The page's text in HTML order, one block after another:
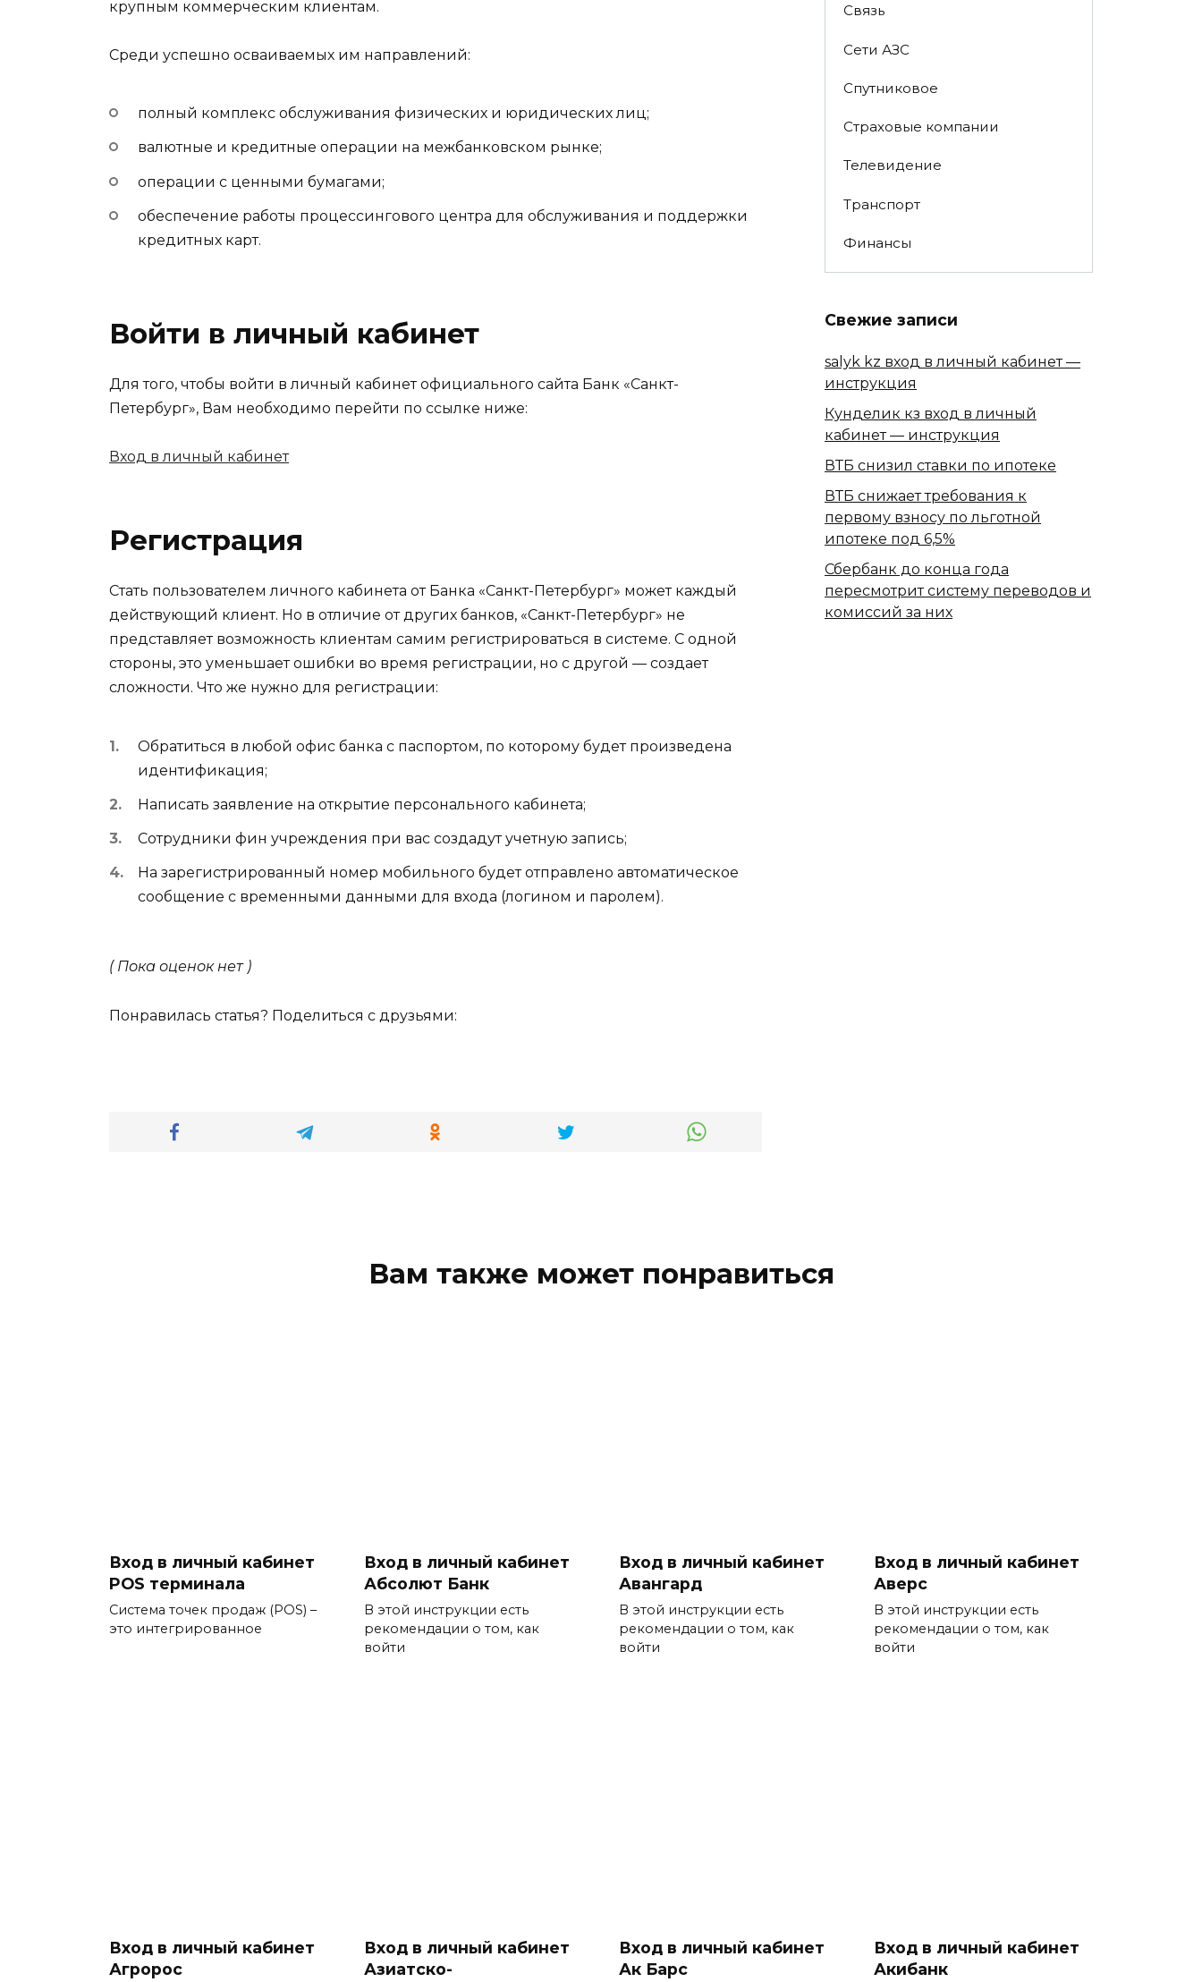
крупным коммерческим клиентам.
Среди успешно осваиваемых им направлений:
полный комплекс обслуживания физических и юридических лиц;
валютные и кредитные операции на межбанковском рынке;
операции с ценными бумагами;
обеспечение работы процессингового центра для обслуживания и поддержки
кредитных карт.
Войти в личный кабинет
Для того, чтобы войти в личный кабинет официального сайта Банк «Санкт-
Петербург», Вам необходимо перейти по ссылке ниже:
Вход в личный кабинет
Регистрация
Стать пользователем личного кабинета от Банка «Санкт-Петербург» может каждый
действующий клиент. Но в отличие от других банков, «Санкт-Петербург» не
представляет возможность клиентам самим регистрироваться в системе. С одной
стороны, это уменьшает ошибки во время регистрации, но с другой — создает
сложности. Что же нужно для регистрации:
Обратиться в любой офис банка с паспортом, по которому будет произведена
идентификация;
Написать заявление на открытие персонального кабинета;
Сотрудники фин учреждения при вас создадут учетную запись;
На зарегистрированный номер мобильного будет отправлено автоматическое
сообщение с временными данными для входа (логином и паролем).
( Пока оценок нет )
Понравилась статья? Поделиться с друзьями:
Связь
Сети АЗС
Спутниковое
Страховые компании
Телевидение
Транспорт
Финансы
Свежие записи
salyk kz вход в личный кабинет —
инструкция
Кунделик кз вход в личный
кабинет — инструкция
ВТБ снизил ставки по ипотеке
ВТБ снижает требования к
первому взносу по льготной
ипотеке под 6,5%
Сбербанк​ до конца года
пересмотрит систему переводов и
комиссий за них
Вам также может понравиться
Вход в личный кабинет
POS терминала
Система точек продаж (POS) –
это интегрированное
Вход в личный кабинет
Абсолют Банк
В этой инструкции есть
рекомендации о том, как
войти
Вход в личный кабинет
Авангард
В этой инструкции есть
рекомендации о том, как
войти
Вход в личный кабинет
Аверс
В этой инструкции есть
рекомендации о том, как
войти
Вход в личный кабинет
Агророс
Вход в личный кабинет
Азиатско-
Вход в личный кабинет
Ак Барс
Вход в личный кабинет
Акибанк